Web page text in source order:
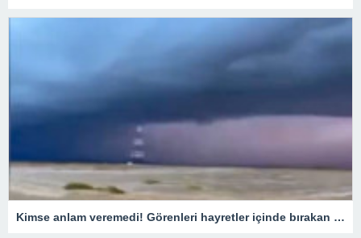
Kimse anlam veremedi! Görenleri hayretler içinde bırakan SIRA DIŞI görüntü